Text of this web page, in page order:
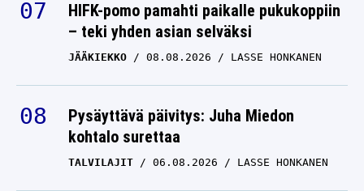
HIFK-pomo pamahti paikalle pukukoppiin
– teki yhden asian selväksi
JÄÄKIEKKO 08.08.2026 LASSE HONKANEN
Pysäyttävä päivitys: Juha Miedon
kohtalo surettaa
TALVILAJIT 06.08.2026 LASSE HONKANEN